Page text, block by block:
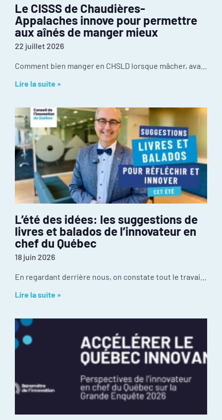
Le CISSS de Chaudières-
Appalaches innove pour permettre
aux aînés de manger mieux
22 juillet 2026
Lire la suite »
L’été des idées: les suggestions de
livres et balados de l’innovateur en
chef du Québec
18 juin 2026
Lire la suite »